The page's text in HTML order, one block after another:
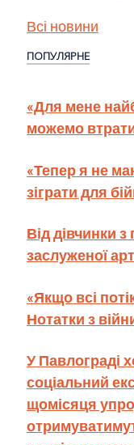
Всі новини
ПОПУЛЯРНЕ
«Для мене
можемо
«Тепер я не
зіграти для
Від дівчинки
заслуженої
«Якщо всі
Нотатки з
У Павлограді
соціальний
щомісяця